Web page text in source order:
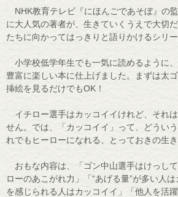
NHK教育テレビ『にほんごであそぼ』の
に大人気の著者が、生きていくうえで大切
たちに向かってはっきりと語りかけるシリー
小学校低学年生でも一気に読めるように
豊富に楽しい本に仕上げました。まずは太
挿絵を見るだけでもOK！
イチロー選手はカッコイイけれど、それ
せん。では、「カッコイイ」って、どうい
れでもヒーローになれる、とっておきの生き
おもな内容は、「ゴン中山選手はけっし
ローのあこがれ力」「“あげる量”が多い人
を感じられる人はカッコイイ」「他人を活